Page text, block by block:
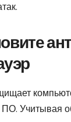
ПО. Учитывая